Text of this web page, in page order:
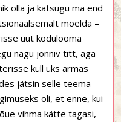
olla ja katsugu ma end
mõelda –
uut kodulooma
nagu jonniv titt, aga
küll üks armas
jätsin selle teema
oli, et enne, kui
vihma kätte tagasi,